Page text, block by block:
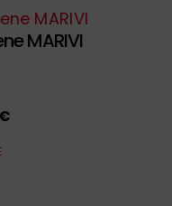
MARIVI